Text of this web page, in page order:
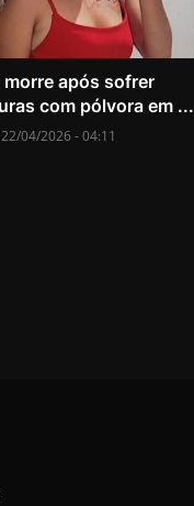
morre após sofrer
com pólvora em ...
22/04/2026 - 04:11